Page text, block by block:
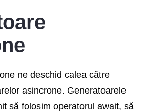
ne deschid calea către
asincrone. Generatoarele
să folosim operatorul await, să